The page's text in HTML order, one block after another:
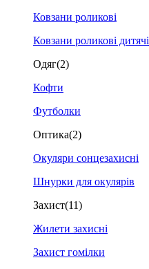
Ковзани роликові
Ковзани роликові дитячі
Одяг(2)
Кофти
Футболки
Оптика(2)
Окуляри сонцезахисні
Шнурки для окулярів
Захист(11)
Жилети захисні
Захист гомілки